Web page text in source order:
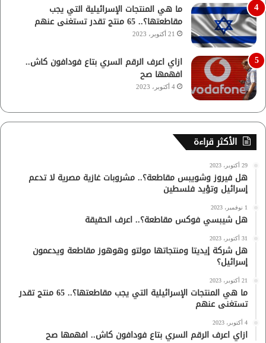
ما هي المنتجات الإسرائيلية التي يجب
مقاطعتها؟.. 65 منتج تقدر تستغنى عنهم
21 أكتوبر، 2023
ازاي اعرف الرقم السري بتاع فودافون كاش..
افهمها صح
4 أكتوبر، 2023
الأكثر قراءة
29 أكتوبر، 2023
هل فيروز وشويبس مقاطعة؟.. مشروبات غازية مصرية لا تدعم
إسرائيل وتؤيد فلسطين
1 نوفمبر، 2023
هل شيبسي فوكس مقاطعة؟.. اعرف الحقيقة
31 أكتوبر، 2023
هل شركة إيديتا ومنتجاتها مولتو وهوهوز مقاطعة ويدعمون
إسرائيل؟
21 أكتوبر، 2023
ما هي المنتجات الإسرائيلية التي يجب مقاطعتها؟.. 65 منتج تقدر
تستغنى عنهم
4 أكتوبر، 2023
ازاي اعرف الرقم السري بتاع فودافون كاش.. افهمها صح